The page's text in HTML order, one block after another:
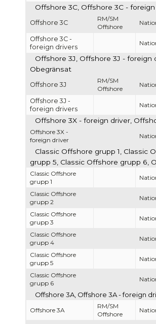
Offshore 3C, Offshore 3C -
Offshore 3C
RM/SM
Offshore
Offshore 3C -
foreign drivers
Offshore 3J, Offshore 3J -
Obegränsat
Offshore 3J
RM/SM
Offshore
Offshore 3J -
foreign drivers
Offshore 3X - foreign driver,
Offshore 3X -
foreign driver
Classic Offshore grupp 1, Classic
grupp 5, Classic Offshore grupp 6,
Classic Offshore
grupp 1
Classic Offshore
grupp 2
Classic Offshore
grupp 3
Classic Offshore
grupp 4
Classic Offshore
grupp 5
Classic Offshore
grupp 6
Offshore 3A, Offshore 3A - foreign
Offshore 3A
RM/SM
Offshore